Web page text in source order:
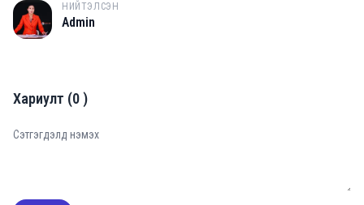
A
НИЙТЭЛСЭН
Admin
Хариулт (0)